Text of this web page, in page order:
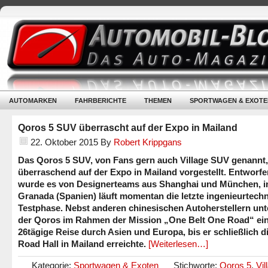
AUTOMARKEN FAHRBERICHTE THEMEN SPORTWAGEN &
Qoros 5 SUV überrascht auf der Expo in Mailand
22. Oktober 2015 By Robert Krippgans
Das Qoros 5 SUV, von Fans gern auch Village SUV
überraschend auf der Expo in Mailand vorgestellt.
wurde es von Designerteams aus Shanghai und München,
Granada (Spanien) läuft momentan die letzte
Testphase. Nebst anderen chinesischen Autoherstellern
der Qoros im Rahmen der Mission „One Belt One Road“
26tägige Reise durch Asien und Europa, bis er schließlich
Road Hall in Mailand erreichte. [Weiterlesen…]
Kategorie: Sportwagen & Exoten Stichworte: Qoros 5,